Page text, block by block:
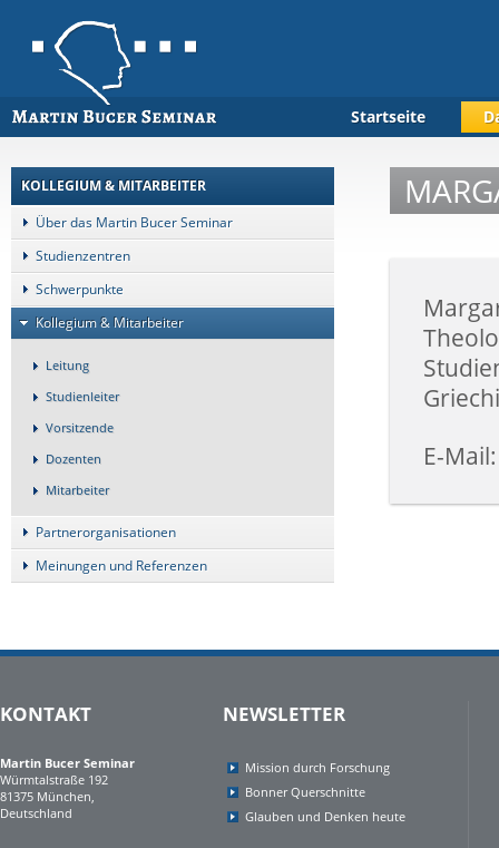
Startseite
KOLLEGIUM & MITARBEITER
Über das Martin Bucer Seminar
Studienzentren
Schwerpunkte
Kollegium & Mitarbeiter
Leitung
Studienleiter
Vorsitzende
Dozenten
Mitarbeiter
Partnerorganisationen
Meinungen und Referenzen
E-
KONTAKT
Martin Bucer Seminar
Würmtalstraße 192
81375 München,
Deutschland
NEWSLETTER
Mission durch Forschung
Bonner Querschnitte
Glauben und Denken heute